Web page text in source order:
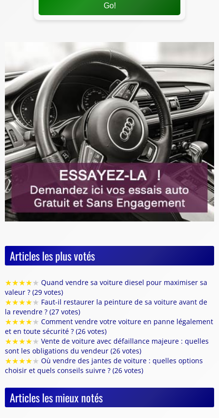
Go!
Articles les plus votés
★★★★★ Quand vendre sa voiture diesel pour maximiser sa
valeur ? (29 votes)
★★★★★ Faut-il restaurer la peinture de sa voiture avant de
la revendre ? (27 votes)
★★★★★ Comment vendre votre voiture en panne légalement
et en toute sécurité ? (26 votes)
★★★★★ Vente de voiture avec défaillance majeure : quelles
sont les obligations du vendeur (26 votes)
★★★★★ Où vendre des jantes de voiture : quelles options
choisir et quels conseils suivre ? (26 votes)
Articles les mieux notés